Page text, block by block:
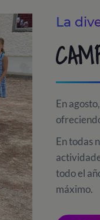
La
En
En todas
todo el
máximo.